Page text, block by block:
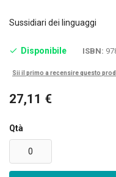
Disponibile ISBN:
Sii il primo a recensire questo
27,11 €
Qtà
Sussidiari dei linguaggi